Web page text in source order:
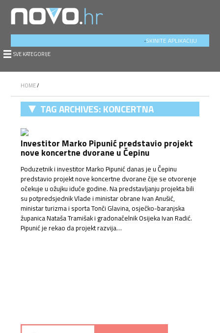
SKINITE APLIKACIJU
.
SVE KATEGORIJE
HOME/
TAG ARCHIVES: KONCERTNA
Investitor Marko Pipunić predstavio projekt
nove koncertne dvorane u Čepinu
Poduzetnik i investitor Marko Pipunić danas je u Čepinu
predstavio projekt nove koncertne dvorane čije se otvorenje
očekuje u ožujku iduće godine. Na predstavljanju projekta bili
su potpredsjednik Vlade i ministar obrane Ivan Anušić,
ministar turizma i sporta Tonči Glavina, osječko-baranjska
županica Nataša Tramišak i gradonačelnik Osijeka Ivan Radić.
Pipunić je rekao da projekt razvija…